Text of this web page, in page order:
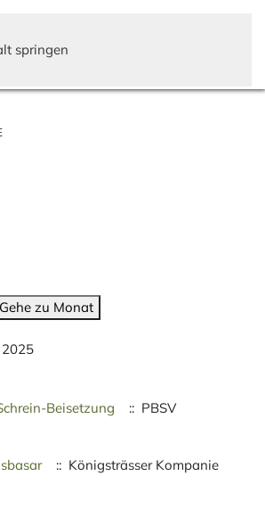
springen
Gehe zu Monat
Beisetzung :: PBSV
:: Königsträsser Kompanie